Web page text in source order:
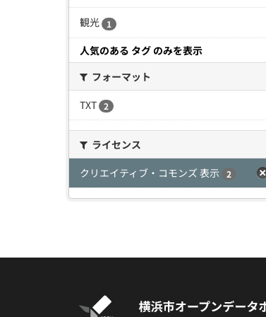
観光 1
人気のある タグ のみを表示
フォーマット
TXT 2
ライセンス
クリエイティブ・コモンズ 表示
2